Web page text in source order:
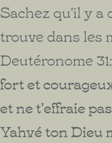
Sachez qu'il y a
trouve dans les
Deutéronome
fort et
et ne t'effraie
Yahvé ton Dieu